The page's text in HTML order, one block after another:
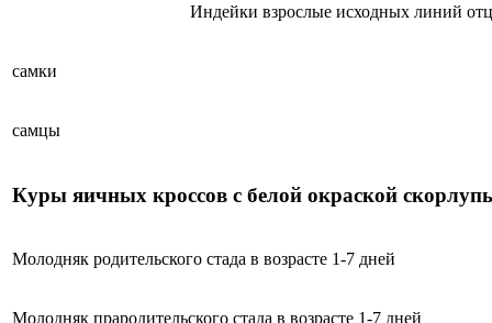
Индейки взрослые исходных линий
самки
самцы
Куры яичных кроссов с белой окраской
Молодняк родительского стада в возрасте 1-7 дней
Молодняк прародительского стада в возрасте 1-7 дней